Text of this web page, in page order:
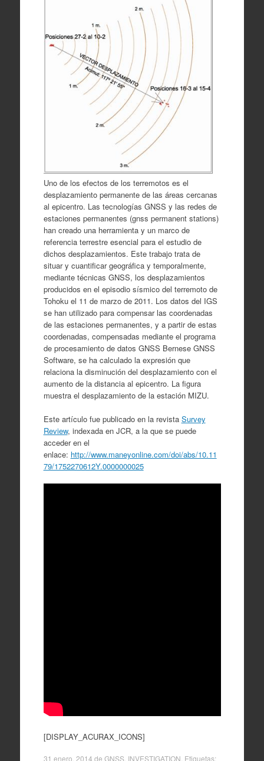
Uno de los efectos de los terremotos es el
desplazamiento permanente de las áreas cercanas
al epicentro. Las tecnologías GNSS y las redes de
estaciones permanentes (gnss permanent stations)
han creado una herramienta y un marco de
referencia terrestre esencial para el estudio de
dichos desplazamientos. Este trabajo trata de
situar y cuantificar geográfica y temporalmente,
mediante técnicas GNSS, los desplazamientos
producidos en el episodio sísmico del terremoto de
Tohoku el 11 de marzo de 2011. Los datos del IGS
se han utilizado para compensar las coordenadas
de las estaciones permanentes, y a partir de estas
coordenadas, compensadas mediante el programa
de procesamiento de datos GNSS Bernese GNSS
Software, se ha calculado la expresión que
relaciona la disminución del desplazamiento con el
aumento de la distancia al epicentro. La figura
muestra el desplazamiento de la estación MIZU.
Este artículo fue publicado en la revista Survey
Review, indexada en JCR, a la que se puede
acceder en el
enlace: http://www.maneyonline.com/doi/abs/10.11
79/1752270612Y.0000000025
[DISPLAY_ACURAX_ICONS]
31 enero, 2014 de GNSS, INVESTIGATION . Etiquetas: